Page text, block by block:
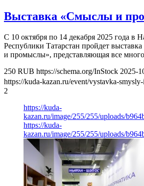
Выставка «Смыслы и
С 10 октября по 14 декабря 2025 года в
Республики Татарстан пройдет
и промыслы», представляющая все
250 RUB https://schema.org/InStock 2025-
https://kuda-kazan.ru/event/vystavka-
2
https://kuda-
kazan.ru/image/255/255/uploads/
https://kuda-
kazan.ru/image/255/255/uploads/